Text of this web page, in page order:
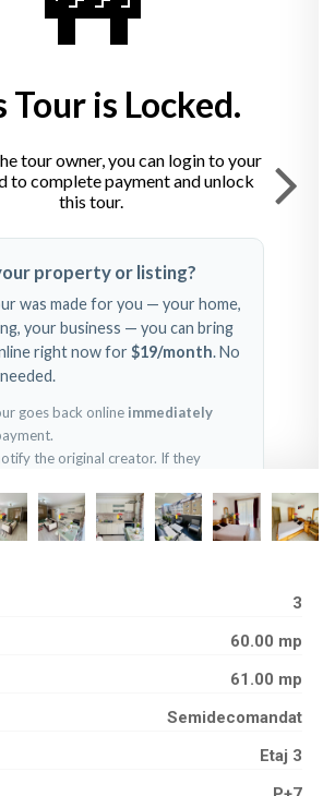
3
60.00 mp
61.00 mp
Semidecomandat
Etaj 3